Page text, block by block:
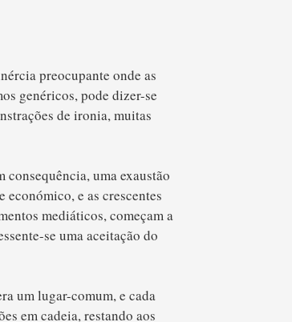
preocupante onde as
genéricos, pode dizer-se
de ironia, muitas
consequência, uma exaustão
e as crescentes
mediáticos, começam a
se uma aceitação do
um lugar-comum, e cada
em cadeia, restando aos